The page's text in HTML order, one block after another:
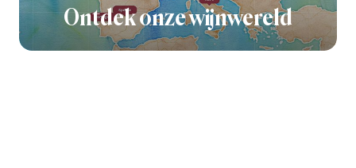
Ontdek onze wijnwereld